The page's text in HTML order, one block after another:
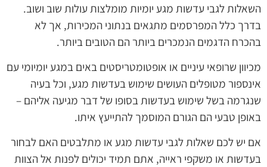
השאלות לגבי עדשות מגע יומיות מומלצות עולות שוב ושוב.
בדרך כלל המפרסמים מתגאים בנתוני המכירות, אך לא
בהכרח הדגמים הנמכרים ביותר הם הטובים ביותר.
מכיוון שרופאי עיניים או אופטומטריסטים באים במגע יומיומי עם
אינספור מטופלים העושים שימוש בעדשות מגע, וכל בעיה
שנגרמה בשל שימוש בעדשות בסופו של דבר מגיעה אליהם –
באופן טבעי הם הגורם המוסמך להתייעץ איתו.
אם יש לכם שאלות לגבי עדשות מגע או מתלבטים האם לבחור
בעדשות או משקפי ראייה, אתם תמיד יכולים לפנות אל הצוות